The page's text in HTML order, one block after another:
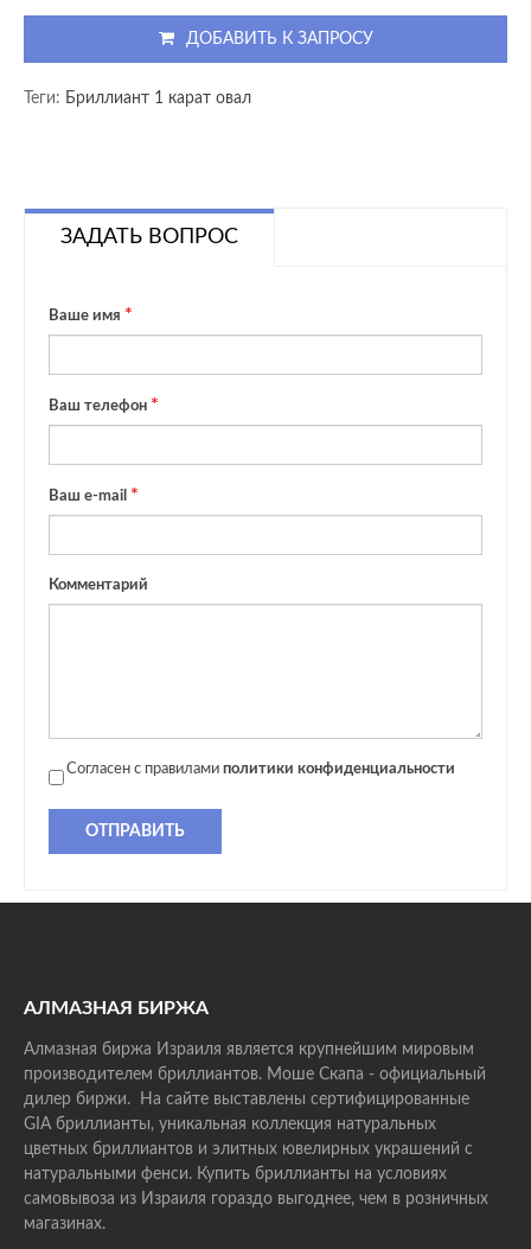
ДОБАВИТЬ К ЗАПРОСУ
Теги: Бриллиант 1 карат овал
ЗАДАТЬ ВОПРОС
Ваше имя
Ваш телефон
Ваш e-mail
Комментарий
Согласен с правилами политики конфиденциальности
ОТПРАВИТЬ
АЛМАЗНАЯ БИРЖА
Алмазная биржа Израиля является крупнейшим мировым
производителем бриллиантов. Моше Скапа - официальный
дилер биржи. На сайте выставлены сертифицированные
GIA бриллианты, уникальная коллекция натуральных
цветных бриллиантов и элитных ювелирных украшений с
натуральными фенси. Купить бриллианты на условиях
самовывоза из Израиля гораздо выгоднее, чем в розничных
магазинах.